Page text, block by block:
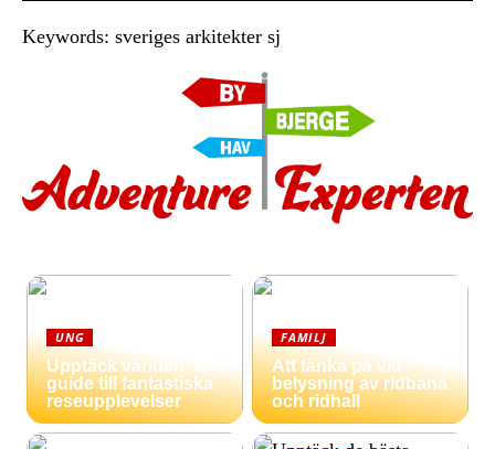
Keywords: sveriges arkitekter sj
UNG
Upptäck världen: En
guide till fantastiska
reseupplevelser
FAMILJ
Att tänka på vid
belysning av ridbana
och ridhall